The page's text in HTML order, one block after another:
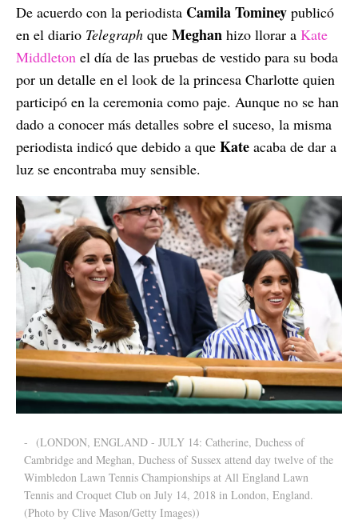
De acuerdo con la periodista Camila Tominey publicó
en el diario Telegraph que Meghan hizo llorar a Kate
Middleton el día de las pruebas de vestido para su boda
por un detalle en el look de la princesa Charlotte quien
participó en la ceremonia como paje. Aunque no se han
dado a conocer más detalles sobre el suceso, la misma
periodista indicó que debido a que Kate acaba de dar a
luz se encontraba muy sensible.
- (LONDON, ENGLAND - JULY 14: Catherine, Duchess of
Cambridge and Meghan, Duchess of Sussex attend day twelve of the
Wimbledon Lawn Tennis Championships at All England Lawn
Tennis and Croquet Club on July 14, 2018 in London, England.
(Photo by Clive Mason/Getty Images))